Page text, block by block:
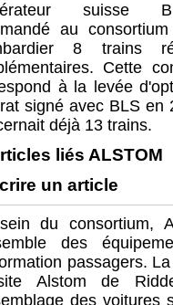
suisse
au
8 trains
Cette
à la levée
signé avec BLS en
déjà 13 trains.
liés ALSTOM
un article
du consortium,
des
passagers.
Alstom de
des